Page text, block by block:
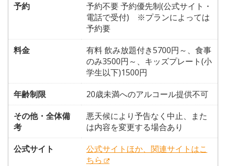
予約
予約不要 予約優先制(公式サイト・
電話で受付) ※プランによっては
予約要
料金
有料 飲み放題付き5700円～、食事
のみ3500円～、キッズプレート(小
学生以下)1500円
年齢制限
20歳未満へのアルコール提供不可
その他・全体備
考
悪天候により予告なく中止、また
は内容を変更する場合あり
公式サイト
公式サイトほか、関連サイトはこ
ちら